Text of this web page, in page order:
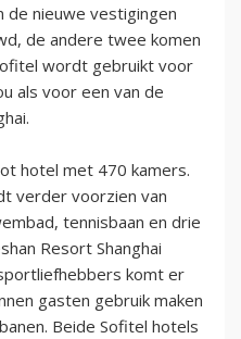
de nieuwe vestigingen
de andere twee komen
wordt gebruikt voor
als voor een van de
hotel met 470 kamers.
verder voorzien van
tennisbaan en drie
Resort Shanghai
komt er
gasten gebruik maken
Beide Sofitel hotels